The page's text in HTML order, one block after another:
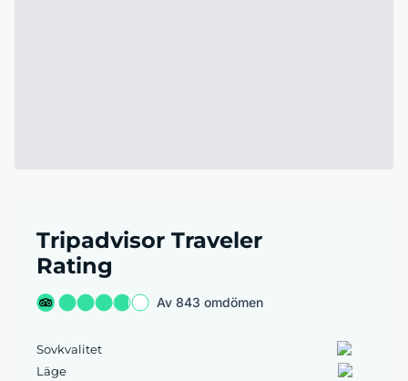
Tripadvisor Traveler
Rating
Av 843 omdömen
Sovkvalitet
Läge